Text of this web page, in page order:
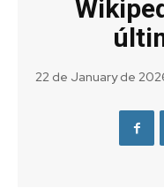
22 de January de